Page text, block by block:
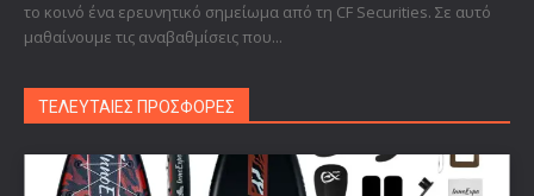
το κοινό ένα ερευνητικό σημείωμα από τη CF Securities. Σε αυτό
μαθαίνουμε τις αναβαθμίσεις που...
ΤΕΛΕΥΤΑΙΕΣ ΠΡΟΣΦΟΡΕΣ